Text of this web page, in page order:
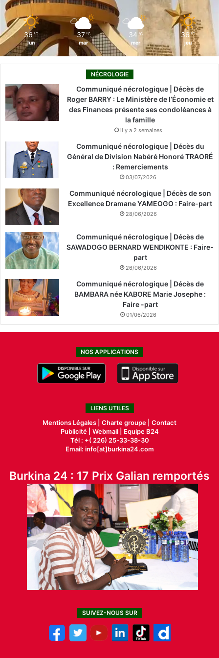
k
n
36 ℃
lun
37 ℃
mar
34 ℃
mer
36 ℃
jeu
NÉCROLOGIE
Communiqué nécrologique | Décès de
Roger BARRY : Le Ministère de l’Économie et
des Finances présente ses condoléances à
la famille
il y a 2 semaines
Communiqué nécrologique | Décès du
Général de Division Nabéré Honoré TRAORÉ
: Remerciements
03/07/2026
Communiqué nécrologique | Décès de son
Excellence Dramane YAMEOGO : Faire-part
28/06/2026
Communiqué nécrologique | Décès de
SAWADOGO BERNARD WENDIKONTE : Faire-
part
26/06/2026
Communiqué nécrologique | Décès de
BAMBARA née KABORE Marie Josephe :
Faire -part
01/06/2026
NOS APPLICATIONS
LIENS UTILES
Mentions Légales | Charte groupe | Contact
Publicité| Webmail |
Equipe B24
Tél : +( 226) 25-33-38-30
Email: info[at]burkina24.com
Burkina 24 : 17 Prix Galian remportés
SUIVEZ-NOUS SUR